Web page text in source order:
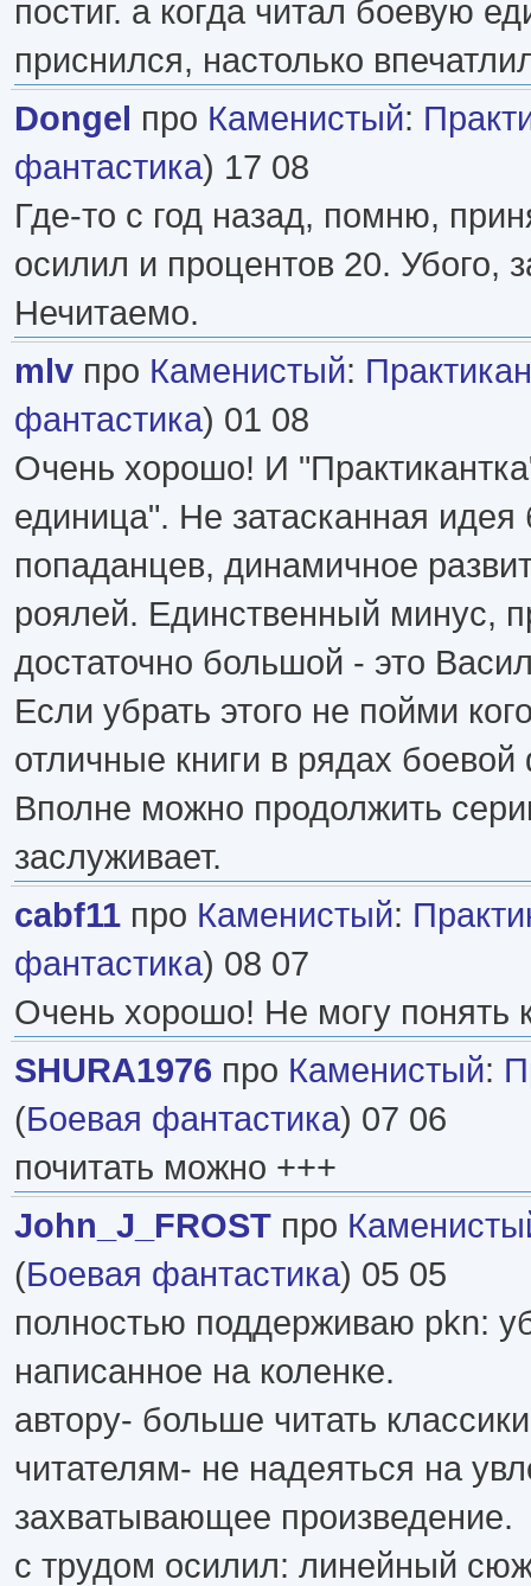
постиг. а когда читал боевую
приснился, настолько
Dongel про Каменистый:
фантастика) 17 08
Где-то с год назад, помню,
осилил и процентов 20. Убого,
Нечитаемо.
mlv про Каменистый:
фантастика) 01 08
Очень хорошо! И
единица". Не затасканная идея
попаданцев, динамичное
роялей. Единственный минус,
достаточно большой - это
Если убрать этого не пойми
отличные книги в рядах боевой
Вполне можно продолжить
заслуживает.
cabf11 про Каменистый:
фантастика) 08 07
Очень хорошо! Не могу понять
SHURA1976 про Каменистый:
(Боевая фантастика) 07 06
почитать можно +++
John_J_FROST про
(Боевая фантастика) 05 05
полностью поддерживаю pkn:
написанное на коленке.
автору- больше читать
читателям- не надеяться на
захватывающее произведение.
с трудом осилил: линейный